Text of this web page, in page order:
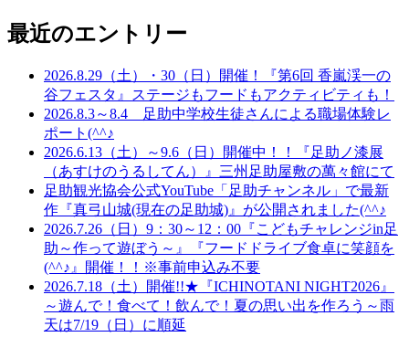
最近のエントリー
2026.8.29（土）・30（日）開催！『第6回 香嵐渓一の
谷フェスタ』ステージもフードもアクティビティも！
2026.8.3～8.4 足助中学校生徒さんによる職場体験レ
ポート(^^♪
2026.6.13（土）～9.6（日）開催中！！『足助ノ漆展
（あすけのうるしてん）』三州足助屋敷の萬々館にて
足助観光協会公式YouTube「足助チャンネル」で最新
作『真弓山城(現在の足助城)』が公開されました(^^♪
2026.7.26（日）9：30～12：00『こどもチャレンジin足
助～作って遊ぼう～』『フードドライブ食卓に笑顔を
(^^♪』開催！！※事前申込み不要
2026.7.18（土）開催!!★『ICHINOTANI NIGHT2026』
～遊んで！食べて！飲んで！夏の思い出を作ろう～雨
天は7/19（日）に順延